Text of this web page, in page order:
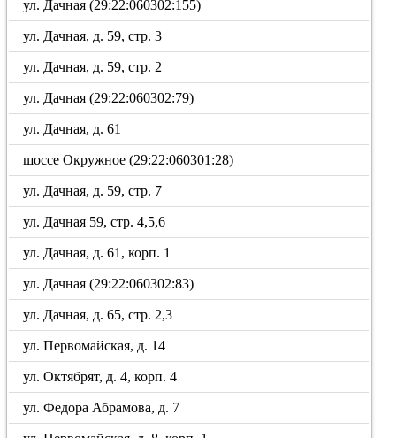
ул. Дачная (29:22:060302:155)
ул. Дачная, д. 59, стр. 3
ул. Дачная, д. 59, стр. 2
ул. Дачная (29:22:060302:79)
ул. Дачная, д. 61
шоссе Окружное (29:22:060301:28)
ул. Дачная, д. 59, стр. 7
ул. Дачная 59, стр. 4,5,6
ул. Дачная, д. 61, корп. 1
ул. Дачная (29:22:060302:83)
ул. Дачная, д. 65, стр. 2,3
ул. Первомайская, д. 14
ул. Октябрят, д. 4, корп. 4
ул. Федора Абрамова, д. 7